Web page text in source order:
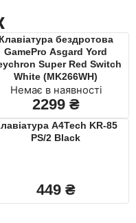
Клавіатура бездротова
GamePro Asgard Yord
Super Red Switch
White (MK266WH)
Немає в наявності
2299 ₴
A4Tech KR-85
PS/2 Black
449 ₴